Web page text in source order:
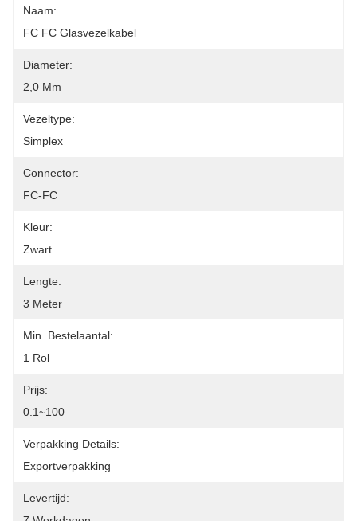
Naam:
FC FC Glasvezelkabel
Diameter:
2,0 Mm
Vezeltype:
Simplex
Connector:
FC-FC
Kleur:
Zwart
Lengte:
3 Meter
Min. Bestelaantal:
1 Rol
Prijs:
0.1~100
Verpakking Details:
Exportverpakking
Levertijd: